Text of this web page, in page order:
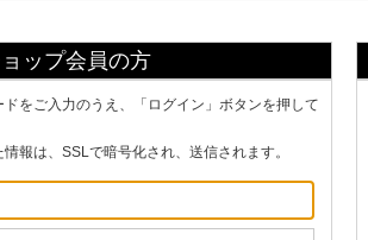
ップ会員の方
をご入力のうえ、「ログイン」ボタンを押して
報は、SSLで暗号化され、送信されます。